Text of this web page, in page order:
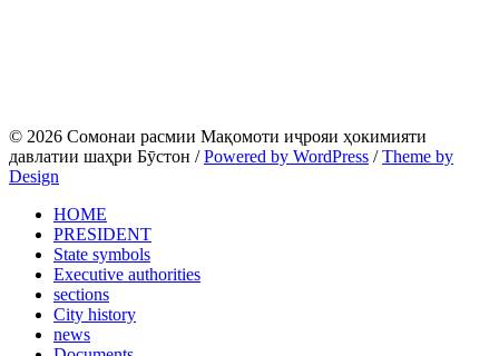
© 2026 Сомонаи расмии Мақомоти иҷрояи ҳокимияти
давлатии шаҳри Бӯстон / Powered by WordPress / Theme by
Design
HOME
PRESIDENT
State symbols
Executive authorities
sections
City ​​history
news